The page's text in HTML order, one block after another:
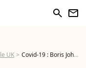
search newsletter
UK Covid-19 : Boris Johnson hospitalisé, sa fiancée enceinte "en voie de guérison"